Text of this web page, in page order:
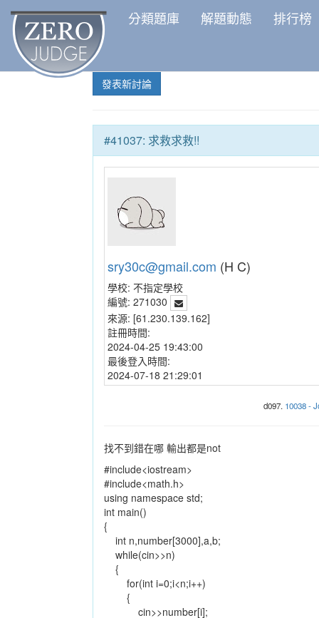
分類題庫 解題動態 排行榜
發表新討論
#41037: 求救求救!!
sry30c@gmail.com (H C)
學校: 不指定學校
編號: 271030
來源: [61.230.139.162]
註冊時間:
2024-04-25 19:43:00
最後登入時間:
2024-07-18 21:29:01
d097. 10038 -
找不到錯在哪 輸出都是not
#include<iostream>
#include<math.h>
using namespace std;
int main()
{
int n,number[3000],a,b;
while(cin>>n)
{
for(int i=0;i<n;i++)
{
cin>>number[i];